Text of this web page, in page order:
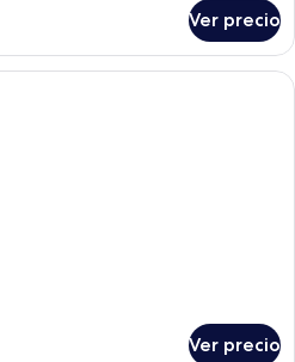
Ver precio
Habitación de hotel con cama, dos
Ver precio